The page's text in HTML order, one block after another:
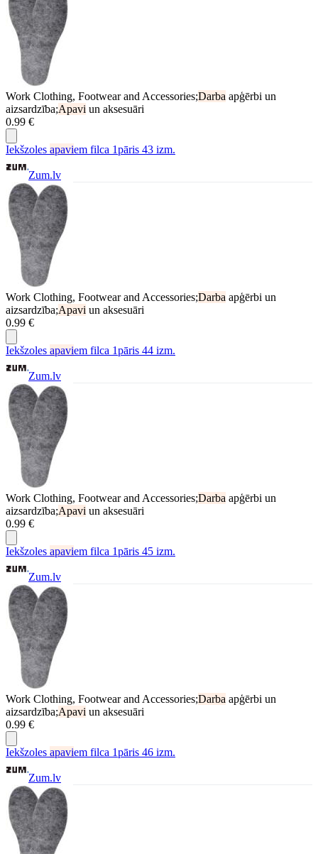
Work Clothing, Footwear and Accessories;Darba apģērbi un
aizsardzība;Apavi un aksesuāri
0.99 €
Iekšzoles apaviem filca 1pāris 43 izm.
Zum.lv
Work Clothing, Footwear and Accessories;Darba apģērbi un
aizsardzība;Apavi un aksesuāri
0.99 €
Iekšzoles apaviem filca 1pāris 44 izm.
Zum.lv
Work Clothing, Footwear and Accessories;Darba apģērbi un
aizsardzība;Apavi un aksesuāri
0.99 €
Iekšzoles apaviem filca 1pāris 45 izm.
Zum.lv
Work Clothing, Footwear and Accessories;Darba apģērbi un
aizsardzība;Apavi un aksesuāri
0.99 €
Iekšzoles apaviem filca 1pāris 46 izm.
Zum.lv